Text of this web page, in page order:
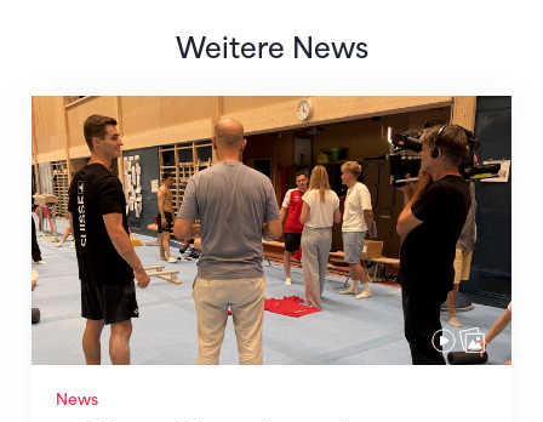
Weitere News
News
Mit klaren Zielen nach Zagreb